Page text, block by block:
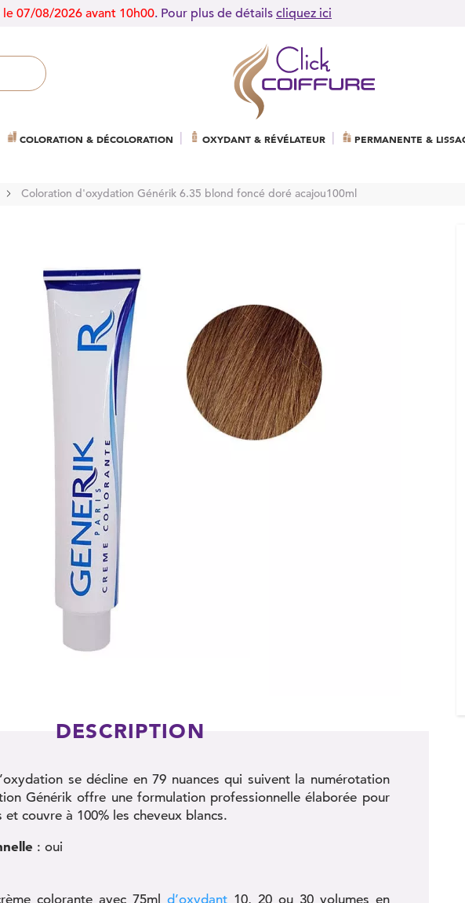
le 07/08/2026 avant 10h00. Pour plus de détails cliquez ici
COLORATION & DÉCOLORATION OXYDANT & RÉVÉLATEUR PERMANENTE &
Coloration d'oxydation Générik 6.35 blond foncé doré acajou100ml
DESCRIPTION
se décline en 79 nuances qui suivent la numérotation
Générik offre une formulation professionnelle élaborée pour
couvre à 100% les cheveux blancs.
: oui
colorante avec 75ml d’oxydant10, 20 ou 30 volumes en